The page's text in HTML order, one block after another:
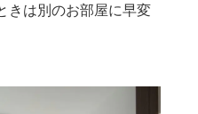
きは別のお部屋に早変